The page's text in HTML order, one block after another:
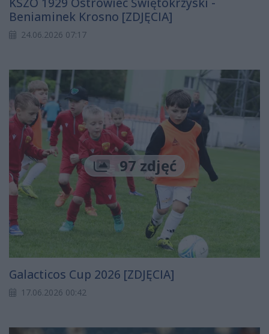
Beniaminek Krosno [ZDJĘCIA]
24.06.2026 07:17
97 zdjęć
Galacticos Cup 2026 [ZDJĘCIA]
17.06.2026 00:42